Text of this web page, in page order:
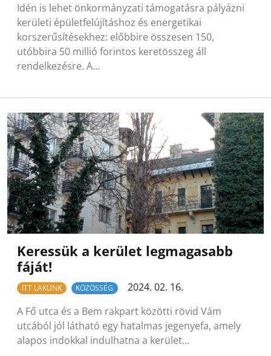
Idén is lehet önkormányzati támogatásra pályázni
kerületi épületfelújításhoz és energetikai
korszerűsítésekhez: előbbire összesen 150,
utóbbira 50 millió forintos keretösszeg áll
rendelkezésre. A…
Keressük a kerület legmagasabb
fáját!
ITT LAKUNK KÖZÖSSÉG
2024. 02. 16.
A Fő utca és a Bem rakpart közötti rövid Vám
utcából jól látható egy hatalmas jegenyefa, amely
alapos indokkal indulhatna a kerület…